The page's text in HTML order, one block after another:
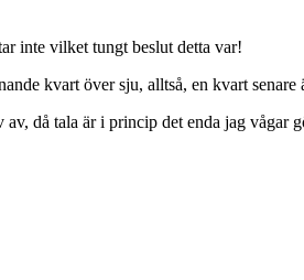
inte vilket tungt beslut detta var!
kvart över sju, alltså, en kvart
då tala är i princip det enda jag vågar